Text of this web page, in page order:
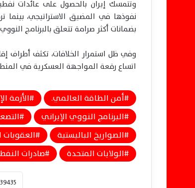
وتتمسك إيران بالحصول على عائدات
نفوذها في المضيق الاستراتيجي،
بضمانات أكثر صرامة تتعلق بالبرنامج النووي
وفي ظل استمرار الخلافات، تكثف أطراف
اتساع رقعة المواجهة العسكرية في
أمن الطاقة العالمي. الأزمة
البرنامج النووي الإيراني
الصواريخ الباليستية
العقوبات
الولايات المتحدة
صادرات النفط